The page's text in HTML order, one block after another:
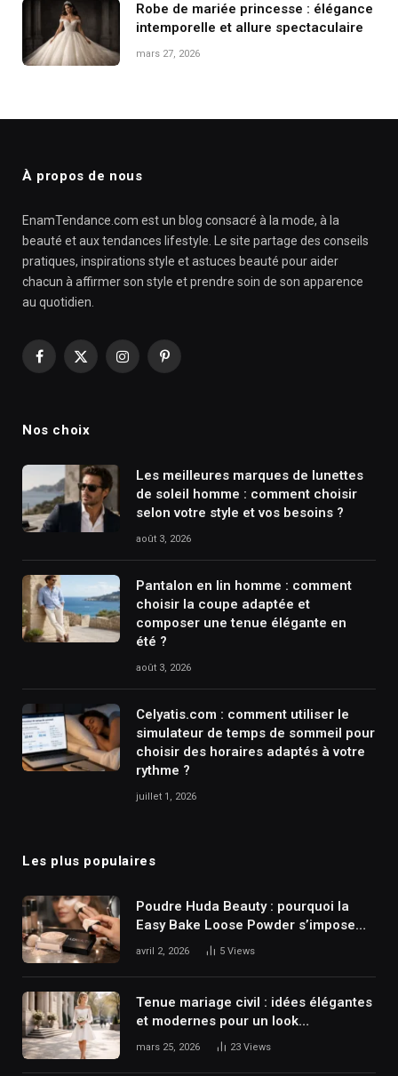
Robe de mariée princesse : élégance
intemporelle et allure spectaculaire
mars 27, 2026
À propos de nous
EnamTendance.com est un blog consacré à la mode, à la
beauté et aux tendances lifestyle. Le site partage des conseils
pratiques, inspirations style et astuces beauté pour aider
chacun à affirmer son style et prendre soin de son apparence
au quotidien.
Facebook
X
InstagramPinterest
Nos choix
Les meilleures marques de lunettes
de soleil homme : comment choisir
selon votre style et vos besoins ?
août 3, 2026
Pantalon en lin homme : comment
choisir la coupe adaptée et
composer une tenue élégante en
été ?
août 3, 2026
Celyatis.com : comment utiliser le
simulateur de temps de sommeil pour
choisir des horaires adaptés à votre
rythme ?
juillet 1, 2026
Les plus populaires
Poudre Huda Beauty : pourquoi la
Easy Bake Loose Powder s’impose
dans les routines maquillage ?
avril 2, 2026 5 Views
Tenue mariage civil : idées élégantes
et modernes pour un look
parfaitement adapté
mars 25, 2026 23 Views